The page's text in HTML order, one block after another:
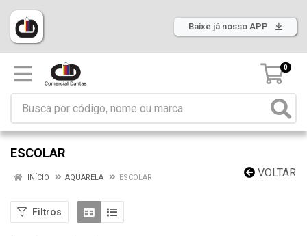
Baixe já nosso APP
0
ESCOLAR
VOLTAR
INÍCIO AQUARELA ESCOLAR
Filtros